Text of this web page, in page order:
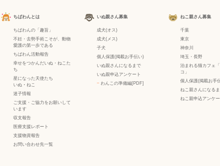
ちばわんとは
ちばわんの「趣旨」
不妊・去勢手術こそが、動物
愛護の第一歩である
ちばわん活動報告
幸せをつかんだいぬ・ねこた
ち
星になった天使たち
いぬ ・ ねこ
迷子情報
ご支援・ご協力をお願いして
います
収支報告
医療支援レポート
支援物資報告
お問い合わせ先一覧
いぬ親さん募集
成犬(オス)
成犬(メス)
子犬
個人保護(掲載お手伝い)
いぬ親さんになるまで
いぬ親申込アンケート
− わんこの準備編[PDF]
ねこ親さん募集
千葉
東京
神奈川
埼玉・長野
泊まれる猫カフェ
コ」
個人保護(掲載お手
ねこ親さんになる
ねこ親申込アンケ